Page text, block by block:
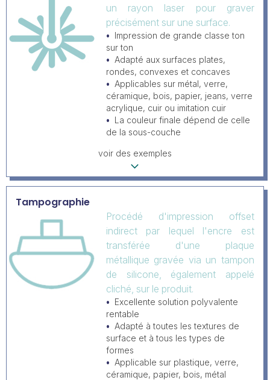
un rayon laser pour graver
précisément sur une surface.
Impression de grande classe ton
sur ton
Adapté aux surfaces plates,
rondes, convexes et concaves
Applicables sur métal, verre,
céramique, bois, papier, jeans, verre
acrylique, cuir ou imitation cuir
La couleur finale dépend de celle
de la sous-couche
voir des exemples
Tampographie
Procédé d'impression offset
indirect par lequel l'encre est
transférée d'une plaque
métallique gravée via un tampon
de silicone, également appelé
cliché, sur le produit.
Excellente solution polyvalente
rentable
Adapté à toutes les textures de
surface et à tous les types de
formes
Applicable sur plastique, verre,
céramique, papier, bois, métal